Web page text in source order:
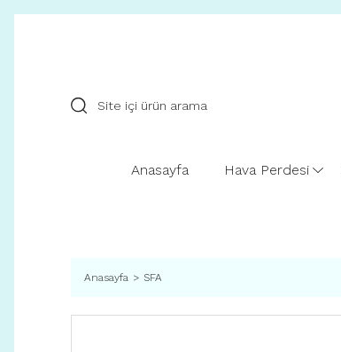
Anasayfa Hava Perdesi
Anasayfa SFA